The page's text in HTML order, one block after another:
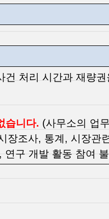
처리 시간과 재량권
습니다. (사무소의 업
장조사, 통계, 시장관
연구 개발 활동 참여